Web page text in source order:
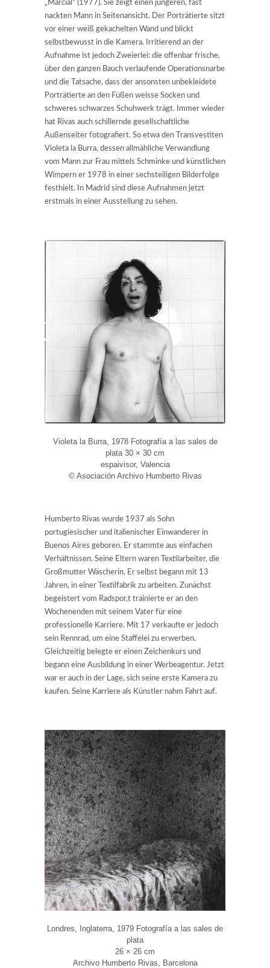
„Marcial“ (1977). Sie zeigt einen jüngeren, fast
nackten Mann in Seitenansicht. Der Porträtierte sitzt
vor einer weiß gekachelten Wand und blickt
selbstbewusst in die Kamera. Irritierend an der
Aufnahme ist jedoch Zweierlei: die offenbar frische,
über den ganzen Bauch verlaufende Operationsnarbe
und die Tatsache, dass der ansonsten unbekleidete
Porträtierte an den Füßen weisse Socken und
schweres schwarzes Schuhwerk trägt. Immer wieder
hat Rivas auch schillernde gesellschaftliche
Außenseiter fotografiert. So etwa den Transvestiten
Violeta la Burra, dessen allmähliche Verwandlung
vom Mann zur Frau mittels Schminke und künstlichen
Wimpern er 1978 in einer sechsteiligen Bilderfolge
festhielt. In Madrid sind diese Aufnahmen jetzt
erstmals in einer Ausstellung zu sehen.
Violeta la Burra, 1978 Fotografía a las sales de
plata 30 × 30 cm
espaivisor, Valencia
© Asociación Archivo Humberto Rivas
Humberto Rivas wurde 1937 als Sohn
portugiesischer und italienischer Einwanderer in
Buenos Aires geboren. Er stammte aus einfachen
Verhältnissen. Seine Eltern waren Textilarbeiter, die
Großmutter Wäscherin. Er selbst begann mit 13
Jahren, in einer Textilfabrik zu arbeiten. Zunächst
begeistert vom Radspor,t trainierte er an den
Wochenenden mit seinem Vater für eine
professionelle Karriere. Mit 17 verkaufte er jedoch
sein Rennrad, um eine Staffelei zu erwerben.
Gleichzeitig belegte er einen Zeichenkurs und
begann eine Ausbildung in einer Werbeagentur. Jetzt
war er auch in der Lage, sich seine erste Kamera zu
kaufen. Seine Karriere als Künstler nahm Fahrt auf.
Londres, Inglaterra, 1979 Fotografía a las sales de
plata
26 × 26 cm
Archivo Humberto Rivas, Barcelona